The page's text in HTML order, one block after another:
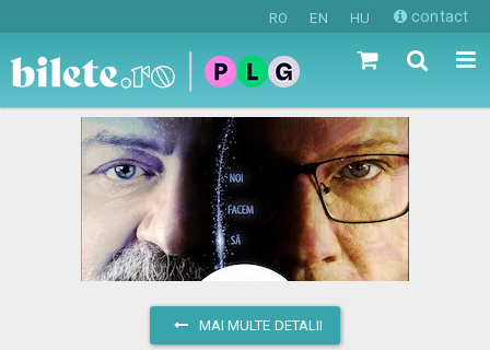
RO EN HU contact
MAI MULTE DETALII